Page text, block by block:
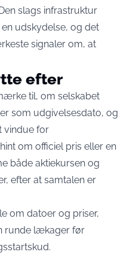
slags infrastruktur
udskydelse, og det
signaler om, at
efter
til, om selskabet
som udgivelsesdato, og
vindue for
om officiel pris eller en
både aktiekursen og
efter at samtalen er
om datoer og priser,
runde lækager før